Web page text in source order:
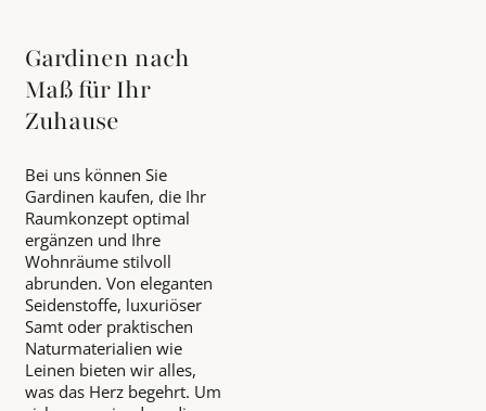
Gardinen nach
Maß für Ihr
Zuhause
Bei uns können Sie
Gardinen kaufen, die Ihr
Raumkonzept optimal
ergänzen und Ihre
Wohnräume stilvoll
abrunden. Von eleganten
Seidenstoffe, luxuriöser
Samt oder praktischen
Naturmaterialien wie
Leinen bieten wir alles,
was das Herz begehrt. Um